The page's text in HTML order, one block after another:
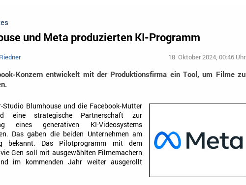
und Meta produzierten KI-Programm
18. Oktober 2024, 00:46 Uhr
Konzern entwickelt mit der Produktionsfirma ein Tool, um Filme zu
Studio Blumhouse und die Facebook-Mutter
eine strategische Partnerschaft zur
eines generativen KI-Videosystems
Das gaben die beiden Unternehmen am
bekannt. Das Pilotprogramm mit dem
Gen soll mit ausgewählten Filmemachern
im kommenden Jahr weiter ausgerollt